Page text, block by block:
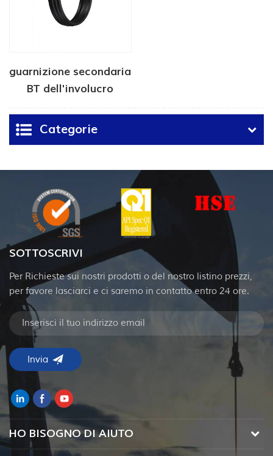
guarnizione secondaria
BT dell'involucro
Categorie
SOTTOSCRIVI
Per Richieste sui nostri prodotti o del nostro listino prezzi,
per favore lasciarci e ci saremo in contatto entro 24 ore.
HO BISOGNO DI AIUTO